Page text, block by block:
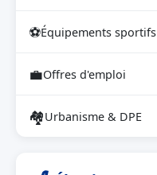
⚽Équipements sportifs
💼Offres d'emploi
🏘Urbanisme & DPE